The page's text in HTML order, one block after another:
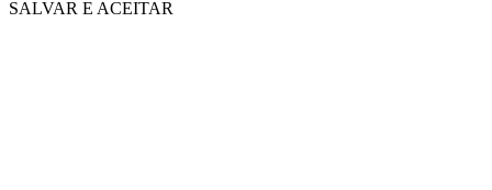
SALVAR E ACEITAR